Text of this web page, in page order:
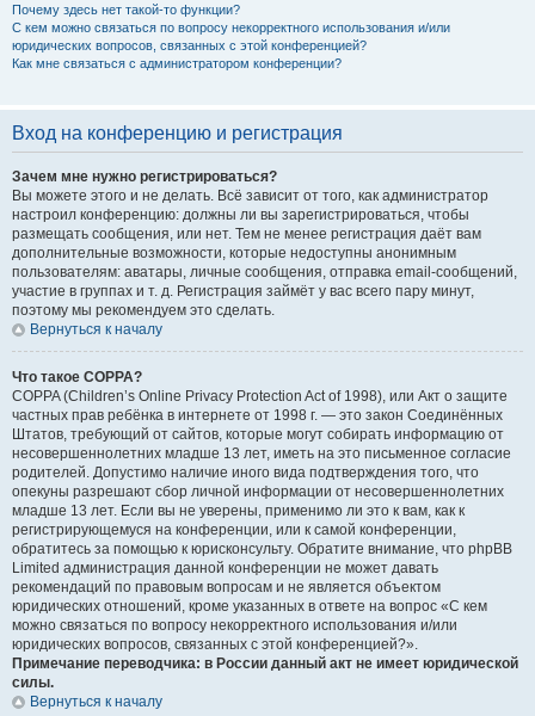
Почему здесь нет такой-то функции?
С кем можно связаться по вопросу некорректного использования и/или
юридических вопросов, связанных с этой конференцией?
Как мне связаться с администратором конференции?
Вход на конференцию и регистрация
Зачем мне нужно регистрироваться?
Вы можете этого и не делать. Всё зависит от того, как администратор
настроил конференцию: должны ли вы зарегистрироваться, чтобы
размещать сообщения, или нет. Тем не менее регистрация даёт вам
дополнительные возможности, которые недоступны анонимным
пользователям: аватары, личные сообщения, отправка email-сообщений,
участие в группах и т. д. Регистрация займёт у вас всего пару минут,
поэтому мы рекомендуем это сделать.
Вернуться к началу
Что такое COPPA?
COPPA (Children’s Online Privacy Protection Act of 1998), или Акт о защите
частных прав ребёнка в интернете от 1998 г. — это закон Соединённых
Штатов, требующий от сайтов, которые могут собирать информацию от
несовершеннолетних младше 13 лет, иметь на это письменное согласие
родителей. Допустимо наличие иного вида подтверждения того, что
опекуны разрешают сбор личной информации от несовершеннолетних
младше 13 лет. Если вы не уверены, применимо ли это к вам, как к
регистрирующемуся на конференции, или к самой конференции,
обратитесь за помощью к юрисконсульту. Обратите внимание, что phpBB
Limited администрация данной конференции не может давать
рекомендаций по правовым вопросам и не является объектом
юридических отношений, кроме указанных в ответе на вопрос «С кем
можно связаться по вопросу некорректного использования и/или
юридических вопросов, связанных с этой конференцией?».
Примечание переводчика: в России данный акт не имеет юридической
силы.
Вернуться к началу